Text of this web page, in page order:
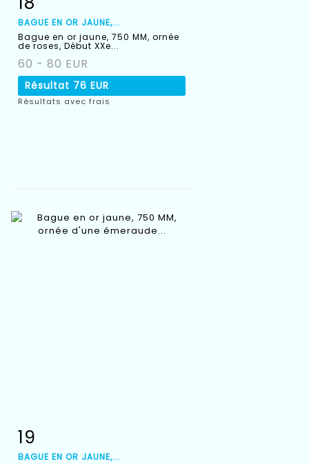
BAGUE EN OR JAUNE,...
Bague en or jaune, 750 MM, ornée
de roses, Début XXe...
60 - 80 EUR
Résultat 76 EUR
Résultats avec frais
Fiche détaillée
19
BAGUE EN OR JAUNE,...